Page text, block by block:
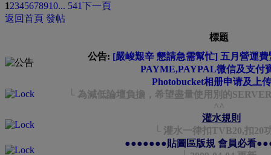
12345678910... 541下一頁
返回首頁 發帖
標題
公告: [嚴峻艱辛 懇請急需幫忙] 五月營運
PAYME,PAYPAL微信及支付
Photobucket相册申请及上
└ 為減低論壇負擔，希望盡量使用別的
^^
灌水規則
└ 灌水一律扣TVB20,扣20
●●●●●●●貼圖區版規 會員必看